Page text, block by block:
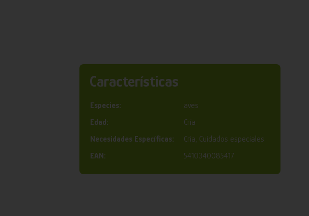
Características
Especies:
aves
Edad:
Cría
Necesidades Específicas:
Cría, Cuidados especiales
EAN:
5410340085417